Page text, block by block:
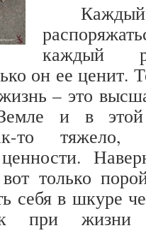
Каждый
каждый
он ее ценит.
– это
и в
то тяжело,
вот только
себя в шкуре
при жизни